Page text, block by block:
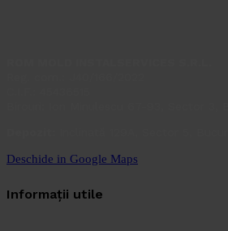
Deschide in Google Maps
Informații utile